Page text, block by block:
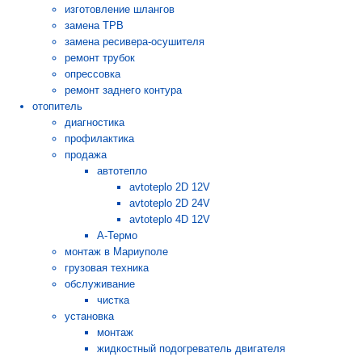
изготовление шлангов
замена ТРВ
замена ресивера-осушителя
ремонт трубок
опрессовка
ремонт заднего контура
отопитель
диагностика
профилактика
продажа
автотепло
avtoteplo 2D 12V
avtoteplo 2D 24V
avtoteplo 4D 12V
А-Термо
монтаж в Мариуполе
грузовая техника
обслуживание
чистка
установка
монтаж
жидкостный подогреватель двигателя